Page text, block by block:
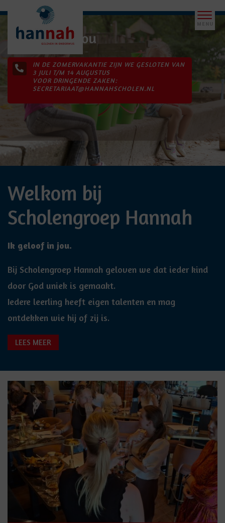
Ik geloof in jou
IN DE ZOMERVAKANTIE ZIJN WE GESLOTEN VAN
3 JULI T/M 14 AUGUSTUS
VOOR DRINGENDE ZAKEN:
SECRETARIAAT@HANNAHSCHOLEN.NL
Welkom bij
Scholengroep Hannah
Ik geloof in jou.
Bij Scholengroep Hannah geloven we dat ieder kind
door God uniek is gemaakt.
Iedere leerling heeft eigen talenten en mag
ontdekken wie hij of zij is.
LEES MEER